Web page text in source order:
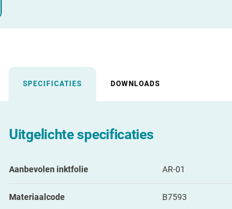
SPECIFICATIES DOWNLOADS
Uitgelichte specificaties
Aanbevolen inktfolie AR-01
Materiaalcode B7593